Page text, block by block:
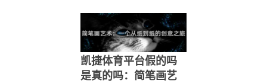
凯捷体育平台假的吗
是真的吗：简笔画艺